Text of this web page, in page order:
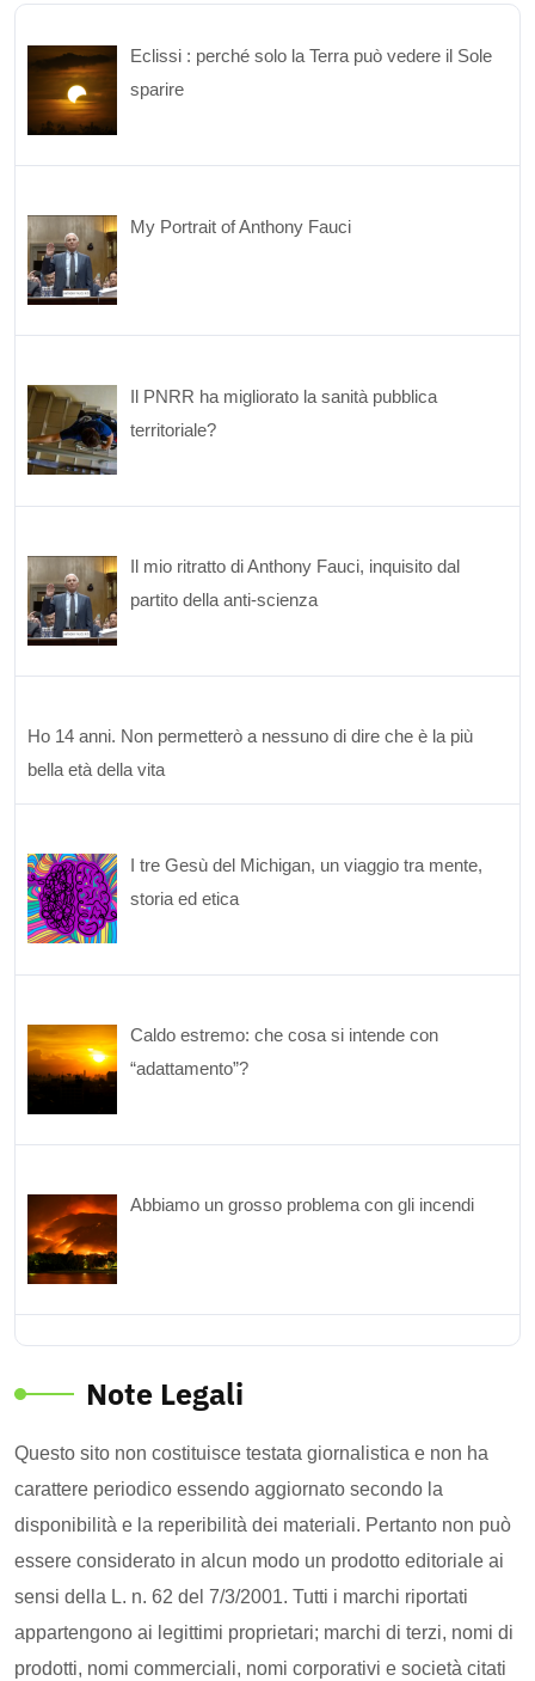
Eclissi : perché solo la Terra può vedere il Sole
sparire
My Portrait of Anthony Fauci
Il PNRR ha migliorato la sanità pubblica
territoriale?
Il mio ritratto di Anthony Fauci, inquisito dal
partito della anti-scienza
Ho 14 anni. Non permetterò a nessuno di dire che è la più
bella età della vita
I tre Gesù del Michigan, un viaggio tra mente,
storia ed etica
Caldo estremo: che cosa si intende con
“adattamento”?
Abbiamo un grosso problema con gli incendi
Note Legali
Questo sito non costituisce testata giornalistica e non ha
carattere periodico essendo aggiornato secondo la
disponibilità e la reperibilità dei materiali. Pertanto non può
essere considerato in alcun modo un prodotto editoriale ai
sensi della L. n. 62 del 7/3/2001. Tutti i marchi riportati
appartengono ai legittimi proprietari; marchi di terzi, nomi di
prodotti, nomi commerciali, nomi corporativi e società citati